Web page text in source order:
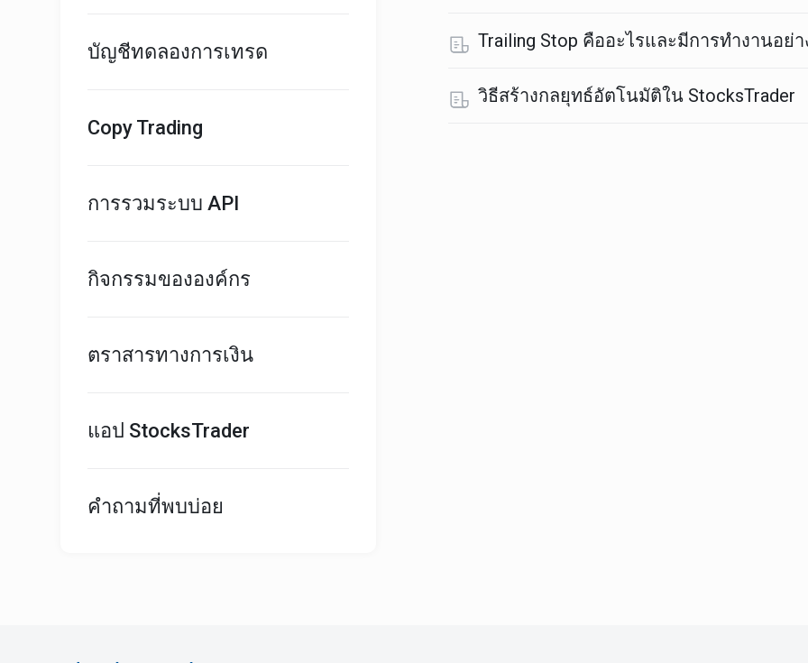
บัญชีทดลองการเทรด
Copy Trading
การรวมระบบ API
กิจกรรมขององค์กร
ตราสารทางการเงิน
แอป StocksTrader
คำถามที่พบบ่อย
Trailing Stop คืออะไรและมีการทำงานอย่า
วิธีสร้างกลยุทธ์อัตโนมัติใน StocksTrader